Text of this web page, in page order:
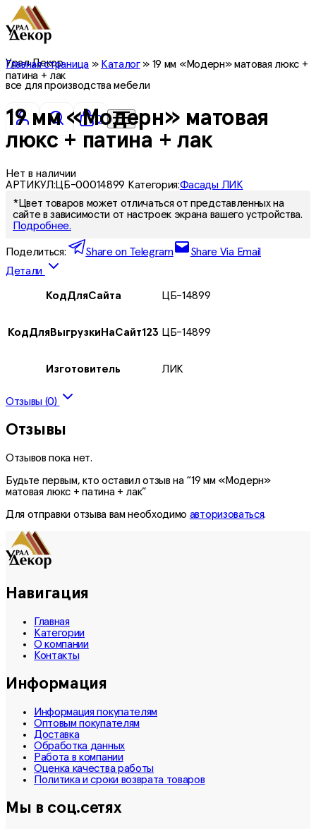
Урал Декор
все для производства мебели
0
Главная страница» Каталог» 19 мм «Модерн» матовая люкс +
патина + лак
19 мм «Модерн» матовая
люкс + патина + лак
Нет в наличии
АРТИКУЛ:ЦБ-00014899 Категория:Фасады ЛИК
*Цвет товаров может отличаться от представленных на
сайте в зависимости от настроек экрана вашего устройства.
Подробнее.
Поделиться: Share on Telegram
Share Via Email
Детали
КодДляСайта ЦБ-14899
КодДляВыгрузкиНаСайт123 ЦБ-14899
Изготовитель ЛИК
Отзывы (0)
Отзывы
Отзывов пока нет.
Будьте первым, кто оставил отзыв на “19 мм «Модерн»
матовая люкс + патина + лак”
Для отправки отзыва вам необходимо авторизоваться.
Навигация
Главная
Категории
О компании
Контакты
Информация
Информация покупателям
Оптовым покупателям
Доставка
Обработка данных
Работа в компании
Оценка качества работы
Политика и сроки возврата товаров
Мы в соц.сетях